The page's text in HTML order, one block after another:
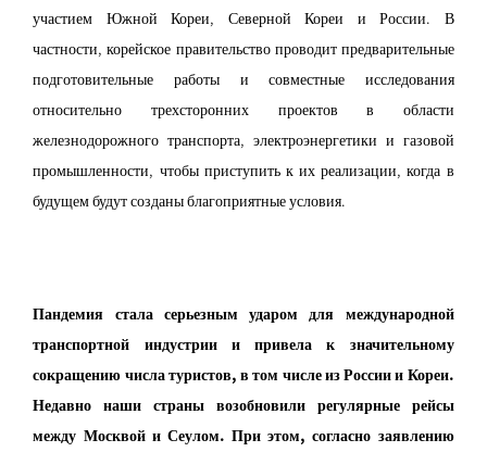
участием Южной Кореи, Северной Кореи и России. В
частности, корейское правительство проводит предварительные
подготовительные работы и совместные исследования
относительно трехсторонних проектов в области
железнодорожного транспорта, электроэнергетики и газовой
промышленности, чтобы приступить к их реализации, когда в
будущем будут созданы благоприятные условия.
Пандемия стала серьезным ударом для международной
транспортной индустрии и привела к значительному
сокращению числа туристов, в том числе из России и Кореи.
Недавно наши страны возобновили регулярные рейсы
между Москвой и Сеулом. При этом, согласно заявлению